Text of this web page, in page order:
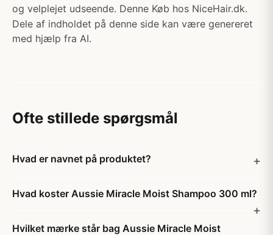
og velplejet udseende. Denne Køb hos NiceHair.dk.
Dele af indholdet på denne side kan være genereret
med hjælp fra AI.
Ofte stillede spørgsmål
Hvad er navnet på produktet?
Hvad koster Aussie Miracle Moist Shampoo 300 ml?
Hvilket mærke står bag Aussie Miracle Moist